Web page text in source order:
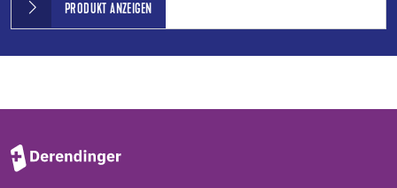
PRODUKT ANZEIGEN